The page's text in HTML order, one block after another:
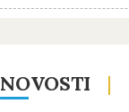
NOVOSTI